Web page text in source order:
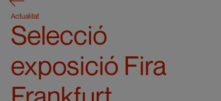
Actualitat
Selecció
exposició Fira